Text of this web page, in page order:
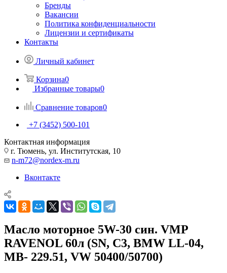
Бренды
Вакансии
Политика конфиденциальности
Лицензии и сертификаты
Контакты
Личный кабинет
Корзина0
Избранные товары0
Сравнение товаров0
+7 (3452) 500-101
Контактная информация
г. Тюмень, ул. Институтская, 10
n-m72@nordex-m.ru
Вконтакте
Масло моторное 5W-30 син. VMP
RAVENOL 60л (SN, C3, BMW LL-04,
MB- 229.51, VW 50400/50700)